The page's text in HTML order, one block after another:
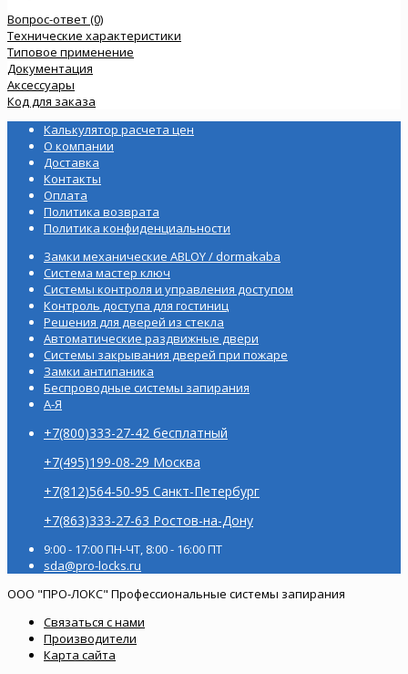
Вопрос-ответ (0)
Технические характеристики
Типовое применение
Документация
Аксессуары
Код для заказа
Калькулятор расчета цен
О компании
Доставка
Контакты
Оплата
Политика возврата
Политика конфиденциальности
Замки механические ABLOY / dormakaba
Система мастер ключ
Системы контроля и управления доступом
Контроль доступа для гостиниц
Решения для дверей из стекла
Автоматические раздвижные двери
Системы закрывания дверей при пожаре
Замки антипаника
Беспроводные системы запирания
А-Я
+7(800)333-27-42 бесплатный
+7(495)199-08-29 Москва
+7(812)564-50-95 Санкт-Петербург
+7(863)333-27-63 Ростов-на-Дону
9:00 - 17:00 ПН-ЧТ, 8:00 - 16:00 ПТ
sda@pro-locks.ru
ООО "ПРО-ЛОКС" Профессиональные системы запирания
Связаться с нами
Производители
Карта сайта